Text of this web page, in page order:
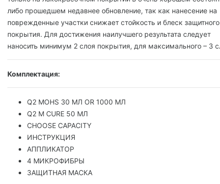
либо прошедшем недавнее обновление, так как нанесение на
поврежденные участки ‎снижает стойкость и блеск защитного
покрытия. Для достижения наилучшего результата следует
‎наносить минимум 2 слоя покрытия, для максимального – 3
Комплектация:
Q2 MOHS 30 МЛ OR 1000 МЛ
Q2 M CURE 50 МЛ
CHOOSE CAPACITY
ИНСТРУКЦИЯ
АППЛИКАТОР
4 МИКРОФИБРЫ
ЗАЩИТНАЯ МАСКА